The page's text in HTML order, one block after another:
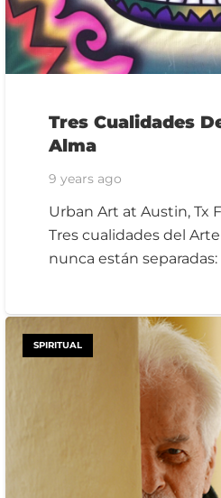
Tres Cualidades
Alma
9 years ago
Urban Art at Austin, Tx
Tres cualidades del
nunca están separadas:
SPIRITUAL